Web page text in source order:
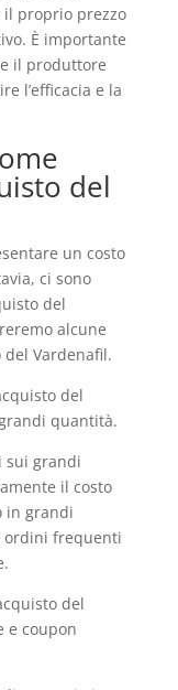
proprio prezzo
È importante
il produttore
l’efficacia e la
del
un costo
ci sono
del
alcune
Vardenafil.
del
quantità.
sui grandi
il costo
in grandi
ordini frequenti
del
e coupon